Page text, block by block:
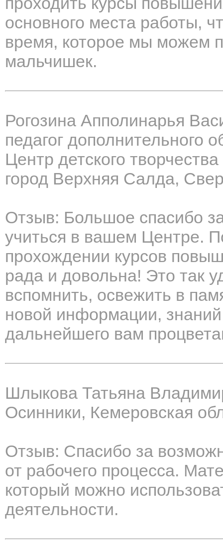
основного места работы,
время, которое мы можем
мальчишек.
Рогозина Апполинарья
педагог дополнительного
Центр детского творчества
город Верхняя Салда,
Отзыв: Большое спасибо
учиться в вашем Центре.
прохождении курсов
рада и довольна! Это так
вспомнить, освежить в
новой информации,
дальнейшего вам
Шлыкова Татьяна
Осинники, Кемеровская
Отзыв: Спасибо за
от рабочего процесса.
который можно
деятельности.